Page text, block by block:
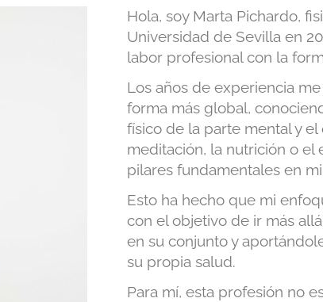
Hola, soy Marta Pichardo,
Universidad de Sevilla en
labor profesional con la
Los años de experiencia
forma más global,
físico de la parte mental y
meditación, la nutrición o el
pilares fundamentales en
Esto ha hecho que mi
con el objetivo de ir más
en su conjunto y
su propia salud.
Para mí, esta profesión no